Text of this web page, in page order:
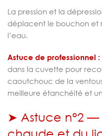
La pression et la
déplacent le bouchon et
l’eau.
Astuce de professionnel :
dans la cuvette pour
caoutchouc de la
meilleure étanchéité et
➤ Astuce n°2 —
chaude et du